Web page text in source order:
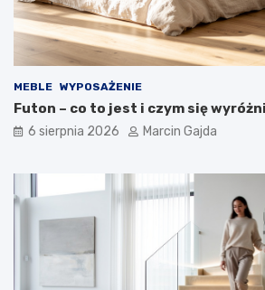
r
d
n
i
a
ż
o
?
MEBLE WYPOSAŻENIE
Futon – co to jest i czym się
6 sierpnia 2026 Marcin Gajda